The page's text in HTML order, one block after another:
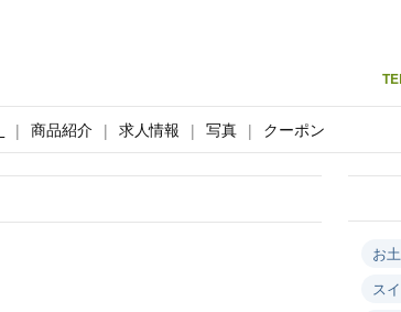
商品紹介 求人情報 写真 クーポン
お
ス